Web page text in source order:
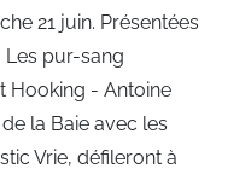
21 juin. Présentées
Les pur-sang
Hooking - Antoine
la Baie avec les
Vrie, défileront à